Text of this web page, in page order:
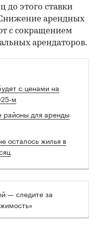
до этого ставки
арендных
с сокращением
арендаторов.
с ценами на
м
районы для аренды
осталось жилья в
— следите за